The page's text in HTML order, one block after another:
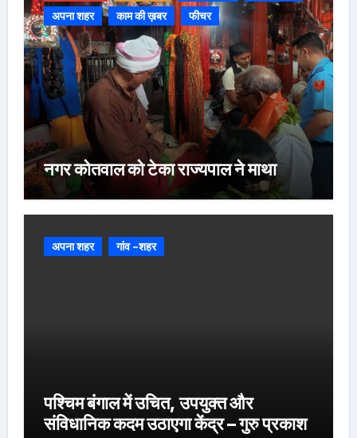
अपना शहर
काम की ख़बर फीचर
नगर कोतवाल को टेका राज्यपाल ने माथा
अपना शहर गांव -शहर
पश्चिम बंगाल में उचित, उपयुक्त और
संविधानिक कदम उठाएगा केंद्र – गुरु प्रकाश